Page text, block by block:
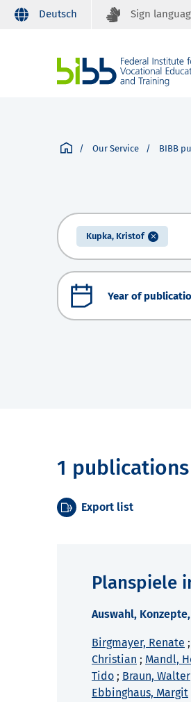
Deutsch Sign
Our Service BIBB
Kupka, Kristof
Year of
1
Export list
Planspiele
Auswahl,
Birgmayer, Renate ;
Christian ; Mandl,
Tido ; Braun, Walter
Ebbinghaus, Margit